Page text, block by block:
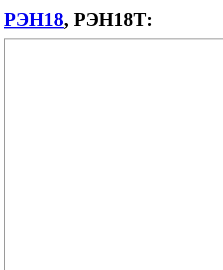
РЭН18, РЭН18Т: